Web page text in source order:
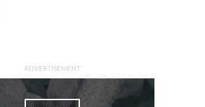
ADVERTISEMENT